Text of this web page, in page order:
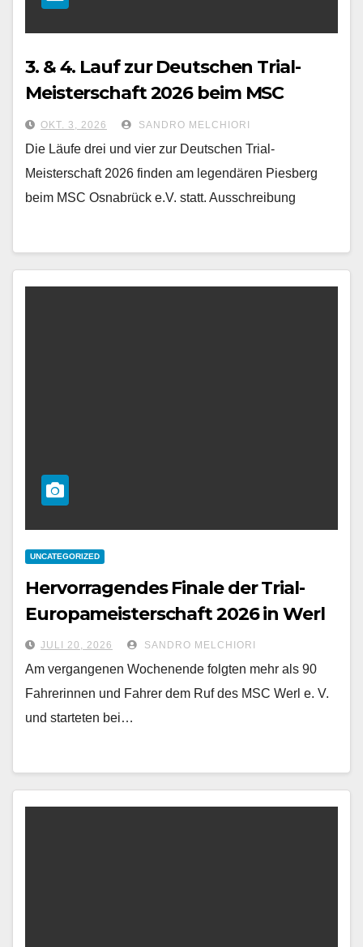
3. & 4. Lauf zur Deutschen Trial-
Meisterschaft 2026 beim MSC
Osnabrück e.V.
OKT. 3, 2026 SANDRO MELCHIORI
Die Läufe drei und vier zur Deutschen Trial-
Meisterschaft 2026 finden am legendären Piesberg
beim MSC Osnabrück e.V. statt. Ausschreibung
UNCATEGORIZED
Hervorragendes Finale der Trial-
Europameisterschaft 2026 in Werl
JULI 20, 2026 SANDRO MELCHIORI
Am vergangenen Wochenende folgten mehr als 90
Fahrerinnen und Fahrer dem Ruf des MSC Werl e. V.
und starteten bei…